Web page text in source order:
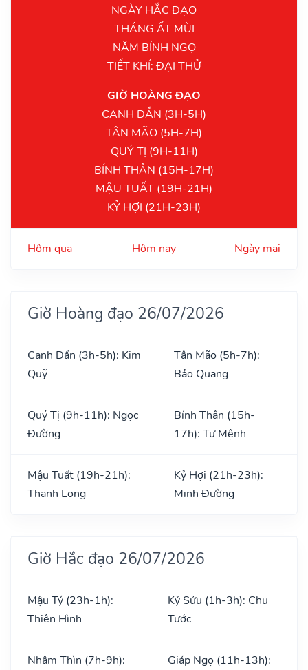
NGÀY HẮC ĐẠO
THÁNG ẤT MÙI
NĂM BÍNH NGỌ
TIẾT KHÍ: ĐẠI THỬ
GIỜ HOÀNG ĐẠO
CANH DẦN (3H-5H)
TÂN MÃO (5H-7H)
QUÝ TỊ (9H-11H)
BÍNH THÂN (15H-17H)
MẬU TUẤT (19H-21H)
KỶ HỢI (21H-23H)
Hôm qua Hôm nay Ngày mai
Giờ Hoàng đạo 26/07/2026
Canh Dần (3h-5h): Kim
Quỹ
Tân Mão (5h-7h):
Bảo Quang
Quý Tị (9h-11h): Ngọc
Đường
Bính Thân (15h-
17h): Tư Mệnh
Mậu Tuất (19h-21h):
Thanh Long
Kỷ Hợi (21h-23h):
Minh Đường
Giờ Hắc đạo 26/07/2026
Mậu Tý (23h-1h):
Thiên Hình
Kỷ Sửu (1h-3h): Chu
Tước
Nhâm Thìn (7h-9h):
Giáp Ngọ (11h-13h):